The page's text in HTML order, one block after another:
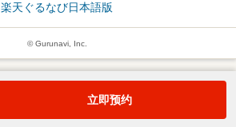
楽天ぐるなび日本語版
© Gurunavi, Inc.
立即预约